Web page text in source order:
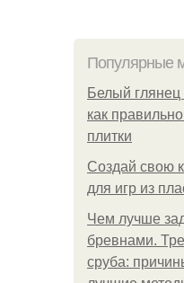
Популярные
Белый глянец
как
плитки
Создай свою
для игр из
Чем лучше
бревнами.
сруба: